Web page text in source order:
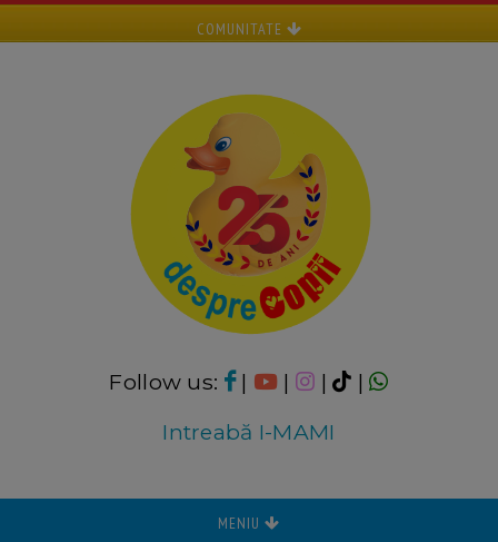
COMUNITATE
Follow us: | | |
|
Intreabă I-MAMI
MENIU